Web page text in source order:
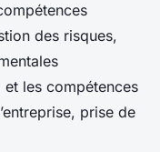
des risques,
les compétences
prise de